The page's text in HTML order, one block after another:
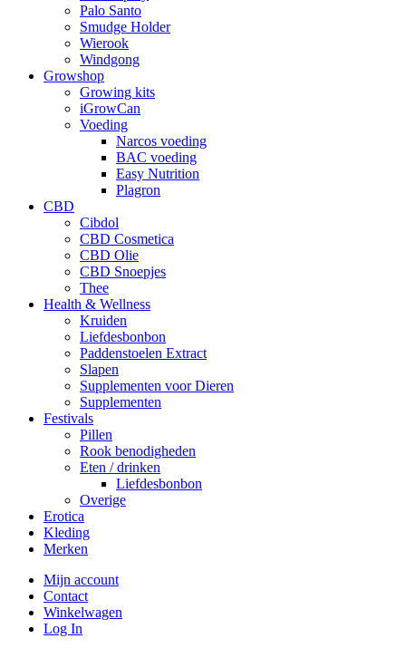
Palo Santo
Smudge Holder
Wierook
Windgong
Growshop
Growing kits
iGrowCan
Voeding
Narcos voeding
BAC voeding
Easy Nutrition
Plagron
CBD
Cibdol
CBD Cosmetica
CBD Olie
CBD Snoepjes
Thee
Health & Wellness
Kruiden
Liefdesbonbon
Paddenstoelen Extract
Slapen
Supplementen voor Dieren
Supplementen
Festivals
Pillen
Rook benodigheden
Eten / drinken
Liefdesbonbon
Overige
Erotica
Kleding
Merken
Mijn account
Contact
Winkelwagen
Log In